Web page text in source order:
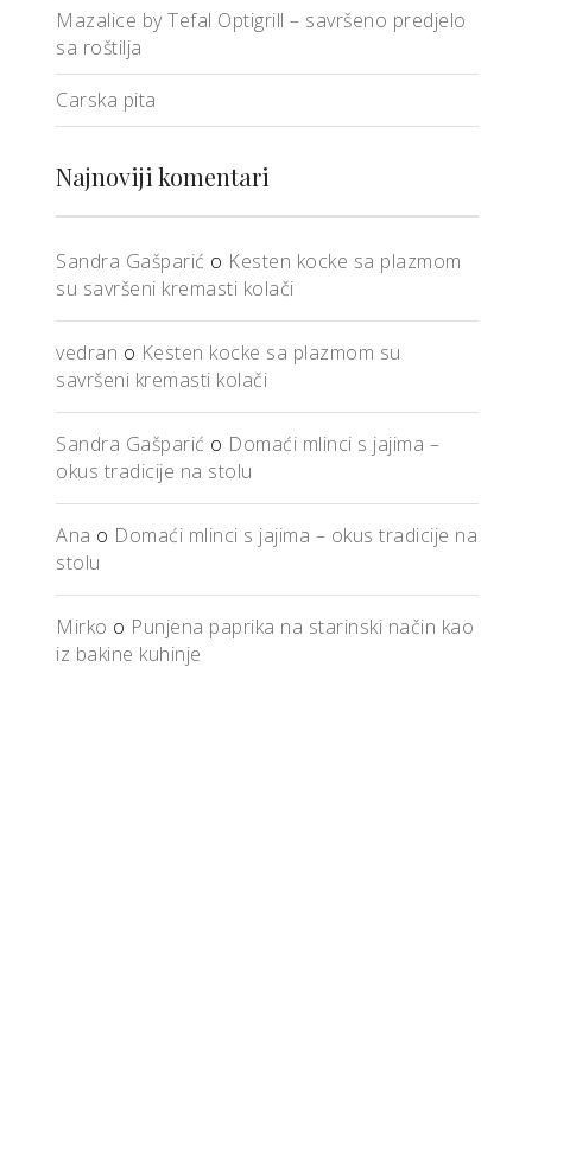
Mazalice by Tefal Optigrill – savršeno predjelo
sa roštilja
Carska pita
Najnoviji komentari
Sandra Gašparić o Kesten kocke sa plazmom
su savršeni kremasti kolači
vedran o Kesten kocke sa plazmom su
savršeni kremasti kolači
Sandra Gašparić o Domaći mlinci s jajima –
okus tradicije na stolu
Ana o Domaći mlinci s jajima – okus tradicije na
stolu
Mirko o Punjena paprika na starinski način kao
iz bakine kuhinje